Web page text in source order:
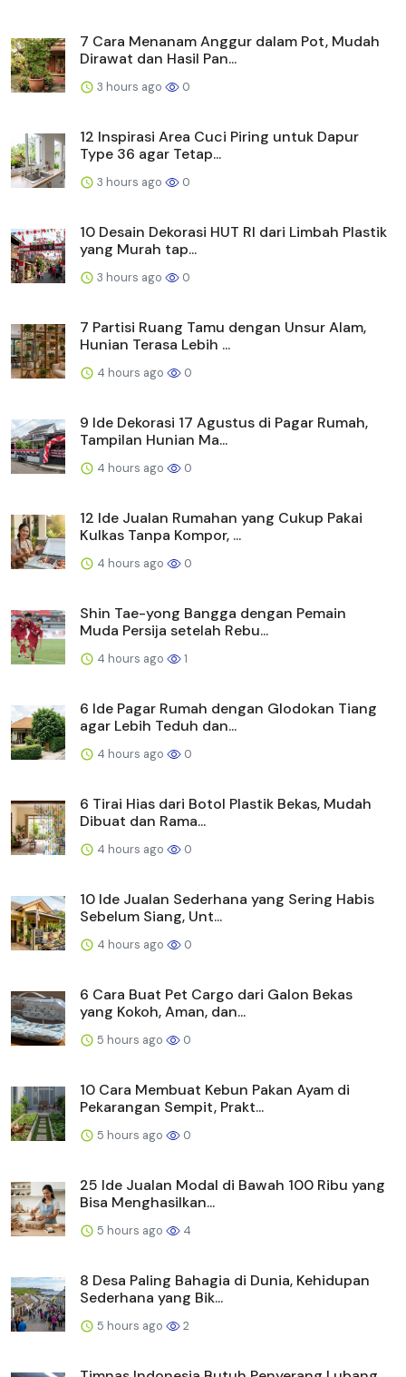
7 Cara Menanam Anggur dalam Pot, Mudah
Dirawat dan Hasil Pan...
3 hours ago 0
12 Inspirasi Area Cuci Piring untuk Dapur
Type 36 agar Tetap...
3 hours ago 0
10 Desain Dekorasi HUT RI dari Limbah Plastik
yang Murah tap...
3 hours ago 0
7 Partisi Ruang Tamu dengan Unsur Alam,
Hunian Terasa Lebih ...
4 hours ago 0
9 Ide Dekorasi 17 Agustus di Pagar Rumah,
Tampilan Hunian Ma...
4 hours ago 0
12 Ide Jualan Rumahan yang Cukup Pakai
Kulkas Tanpa Kompor, ...
4 hours ago 0
Shin Tae-yong Bangga dengan Pemain
Muda Persija setelah Rebu...
4 hours ago 1
6 Ide Pagar Rumah dengan Glodokan Tiang
agar Lebih Teduh dan...
4 hours ago 0
6 Tirai Hias dari Botol Plastik Bekas, Mudah
Dibuat dan Rama...
4 hours ago 0
10 Ide Jualan Sederhana yang Sering Habis
Sebelum Siang, Unt...
4 hours ago 0
6 Cara Buat Pet Cargo dari Galon Bekas
yang Kokoh, Aman, dan...
5 hours ago 0
10 Cara Membuat Kebun Pakan Ayam di
Pekarangan Sempit, Prakt...
5 hours ago 0
25 Ide Jualan Modal di Bawah 100 Ribu yang
Bisa Menghasilkan...
5 hours ago 4
8 Desa Paling Bahagia di Dunia, Kehidupan
Sederhana yang Bik...
5 hours ago 2